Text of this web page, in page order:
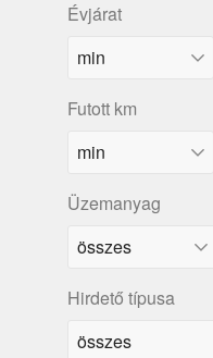
Évjárat
Futott km
Üzemanyag
Hirdető típusa